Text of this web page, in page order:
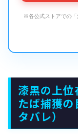
※各公式ストアでの「
漆黒の上
たば捕獲
タバレ）